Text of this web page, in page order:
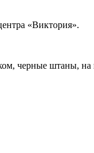
«Виктория».
черные штаны,